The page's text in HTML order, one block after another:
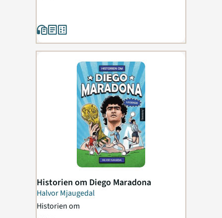
Historien om Diego Maradona
Halvor Mjaugedal
Historien om